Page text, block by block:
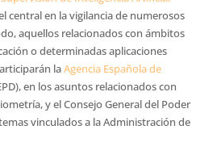
central en la vigilancia de numerosos
aquellos relacionados con ámbitos
o determinadas aplicaciones
laAgencia Española de
en los asuntos relacionados con
y el Consejo General del Poder
vinculados a la Administración de